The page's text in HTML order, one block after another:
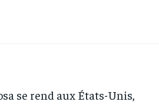
se rend aux États-Unis,